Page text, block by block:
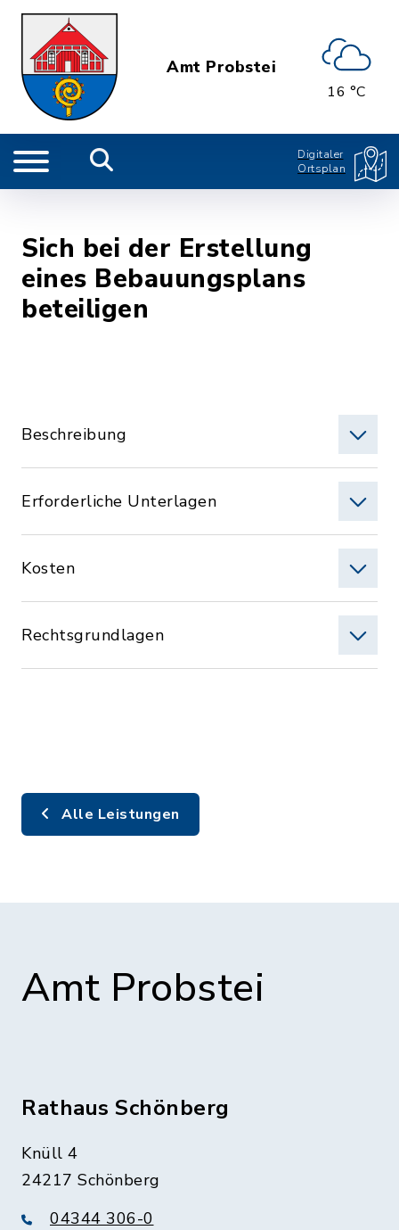
Amt Probstei
16 °C
Digitaler
Ortsplan
Sich bei der Erstellung
eines Bebauungsplans
beteiligen
Beschreibung
Erforderliche Unterlagen
Kosten
Rechtsgrundlagen
Alle Leistungen
Amt Probstei
Rathaus Schönberg
Knüll 4
24217 Schönberg
04344 306-0